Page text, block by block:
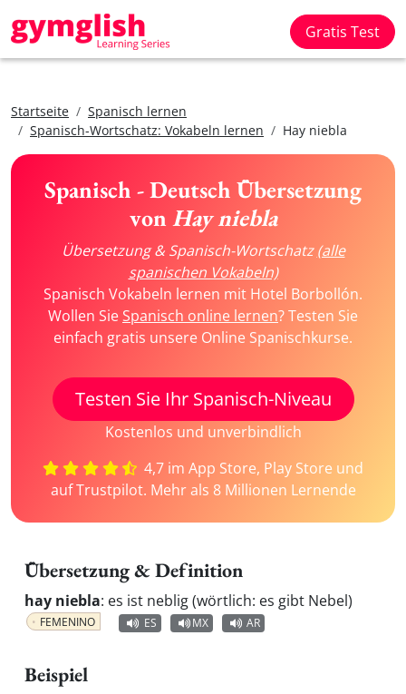
Gratis Test
Startseite
Spanisch lernen
Spanisch-Wortschatz: Vokabeln lernen
Hay niebla
Spanisch - Deutsch Übersetzung
vonHay niebla
Übersetzung & Spanisch-Wortschatz(alle
spanischen Vokabeln)
Spanisch Vokabeln lernen mit Hotel Borbollón.
Wollen SieSpanisch online lernen? Testen Sie
einfach gratis unsere Online Spanischkurse.
Testen Sie Ihr Spanisch-Niveau
Kostenlos und unverbindlich
4,7 im App Store, Play Store und
auf Trustpilot. Mehr als 8 Millionen Lernende
Übersetzung & Definition
hay niebla: es ist neblig (wörtlich: es gibt Nebel)
FEMENINO ES MX AR
Beispiel